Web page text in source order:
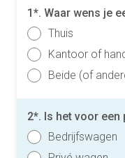
1*. Waar wens je
Thuis
Kantoor of
Beide (of
2*. Is het voor
Bedrijfswagen